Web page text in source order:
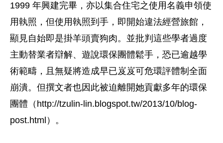
1999 年興建完畢，亦以集合住宅之使用名義申領使
用執照，但使用執照到手，即開始違法經營旅館，
顯見自始即是掛羊頭賣狗肉。並批判這些學者過度
主動替業者辯解、遊說環保團體鬆手，恐已逾越學
術範疇，且無疑將造成早已岌岌可危環評體制全面
崩潰。但撰文者也因此被迫離開她貢獻多年的環保
團體（http://tzulin-lin.blogspot.tw/2013/10/blog-
post.html）。